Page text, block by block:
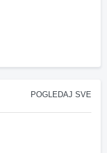
POGLEDAJ SVE